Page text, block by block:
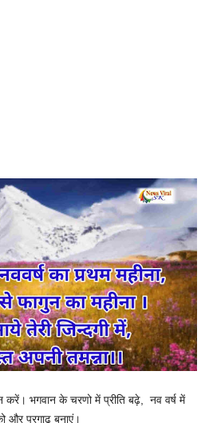
करें। भगवान के चरणो में प्रीति बढ़े, नव वर्ष में
और प्रगाढ़ बनाएं।